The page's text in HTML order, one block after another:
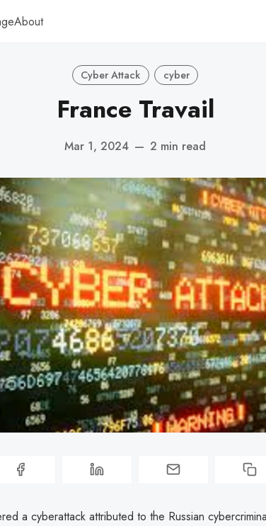
About
Cyber Attack cyber
France Travail
Mar 1, 2024 — 2 min read
a cyberattack attributed to the Russian